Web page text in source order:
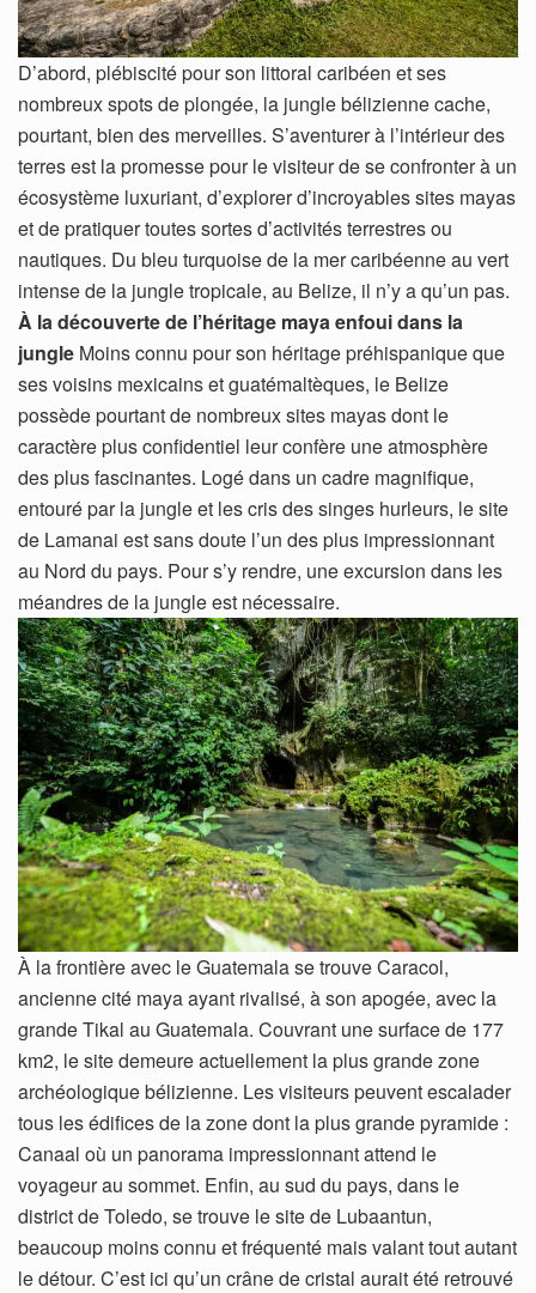
D’abord, plébiscité pour son littoral caribéen et ses
nombreux spots de plongée, la jungle bélizienne cache,
pourtant, bien des merveilles. S’aventurer à l’intérieur des
terres est la promesse pour le visiteur de se confronter à un
écosystème luxuriant, d’explorer d’incroyables sites mayas
et de pratiquer toutes sortes d’activités terrestres ou
nautiques. Du bleu turquoise de la mer caribéenne au vert
intense de la jungle tropicale, au Belize, il n’y a qu’un pas.
À la découverte de l’héritage maya enfoui dans la
jungle Moins connu pour son héritage préhispanique que
ses voisins mexicains et guatémaltèques, le Belize
possède pourtant de nombreux sites mayas dont le
caractère plus confidentiel leur confère une atmosphère
des plus fascinantes. Logé dans un cadre magnifique,
entouré par la jungle et les cris des singes hurleurs, le site
de Lamanai est sans doute l’un des plus impressionnant
au Nord du pays. Pour s’y rendre, une excursion dans les
méandres de la jungle est nécessaire.
À la frontière avec le Guatemala se trouve Caracol,
ancienne cité maya ayant rivalisé, à son apogée, avec la
grande Tikal au Guatemala. Couvrant une surface de 177
km2, le site demeure actuellement la plus grande zone
archéologique bélizienne. Les visiteurs peuvent escalader
tous les édifices de la zone dont la plus grande pyramide :
Canaal où un panorama impressionnant attend le
voyageur au sommet. Enfin, au sud du pays, dans le
district de Toledo, se trouve le site de Lubaantun,
beaucoup moins connu et fréquenté mais valant tout autant
le détour. C’est ici qu’un crâne de cristal aurait été retrouvé